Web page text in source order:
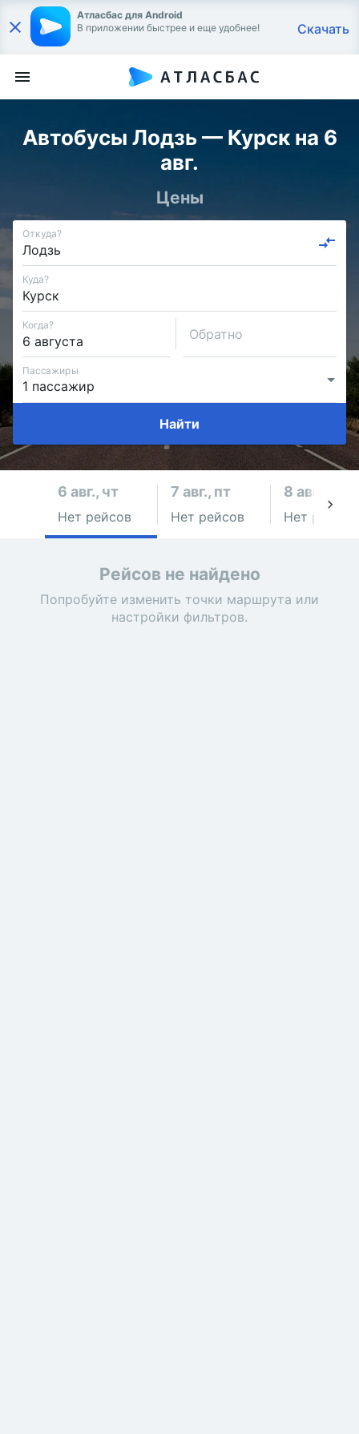
Атласбас для Android
В приложении быстрее и еще удобнее!
Скачать
Автобусы Лодзь — Курск на 6
авг.
Цены
Откуда?
Куда?
Когда?
Обратно
Пассажиры
Найти
6 авг., чт
Нет рейсов
7 авг., пт
Нет рейсов
8 авг., сб
Нет рейсов
Рейсов не найдено
Попробуйте изменить точки маршрута или
настройки фильтров.